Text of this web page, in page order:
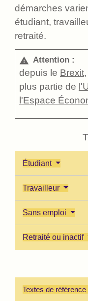
démarches
étudiant,
retraité.
warning Attention :
depuis le Brexit
plus partie de
l'Espace
Étudiant
Travailleur
Sans emploi
Retraité ou inactif
Textes de référence